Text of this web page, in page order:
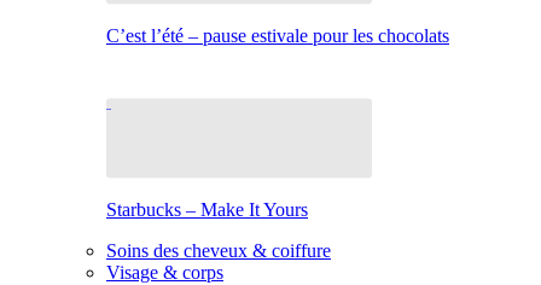
C’est l’été – pause estivale pour les chocolats
Starbucks – Make It Yours
Soins des cheveux & coiffure
Visage & corps